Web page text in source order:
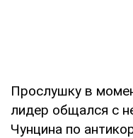
Прослушку в
лидер общался с
Чунцина по